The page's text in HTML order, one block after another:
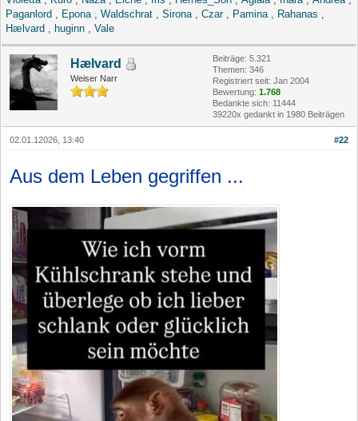
Paganlord , Epona, Waldschrat , Sirona, Czar, Pamina, Rahanas ,
Hælvard , huginn , Vale
Hælvard
Weiser Narr
Beiträge: 5.321
Themen: 346
Registriert seit: Jan 2004
Bewertung: 1.768
Bedankte sich: 11444
39220x gedankt in 1980 Beiträgen
#22
02.01.12026, 13:40
Aus dem Leben gegriffen ...